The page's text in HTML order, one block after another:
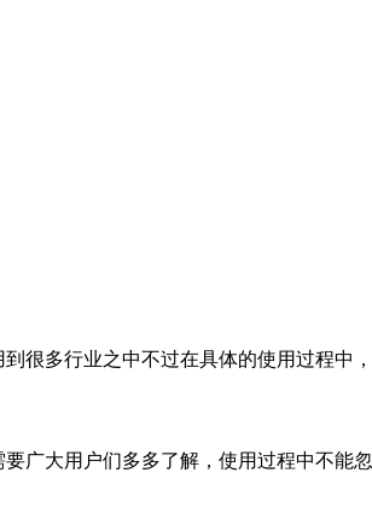
很多行业之中不过在具体的使用过程中
广大用户们多多了解，使用过程中不能